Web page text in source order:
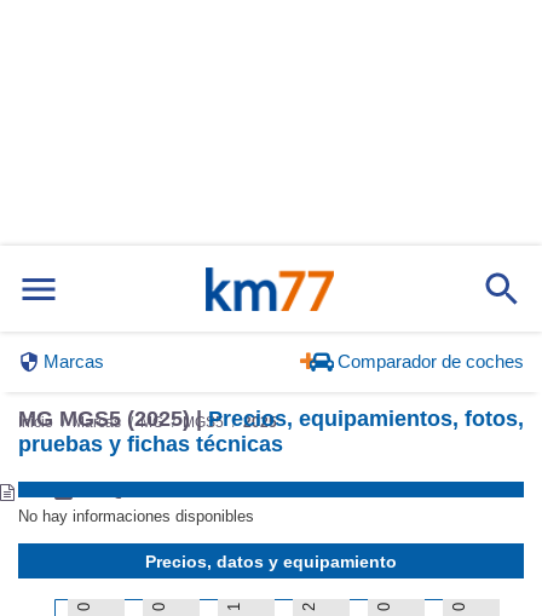
Marcas Comparador de coches
Inicio Marcas MG MGS5 2025
MG MGS5 (2025) |Precios, equipamientos, fotos,
pruebas y fichas técnicas
Precios, datos y equipamiento
0 0 1 2 0 0
No hay informaciones disponibles